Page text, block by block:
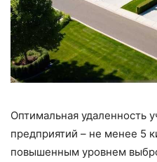
Оптимальная удаленность
предприятий – не менее 5
повышенным уровнем